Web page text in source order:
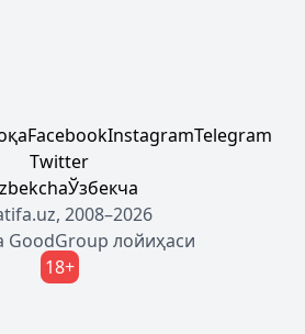
FacebookInstagramTelegram
Twitter
Ўзбекча
2008–2026
GoodGroup лойиҳаси
18+